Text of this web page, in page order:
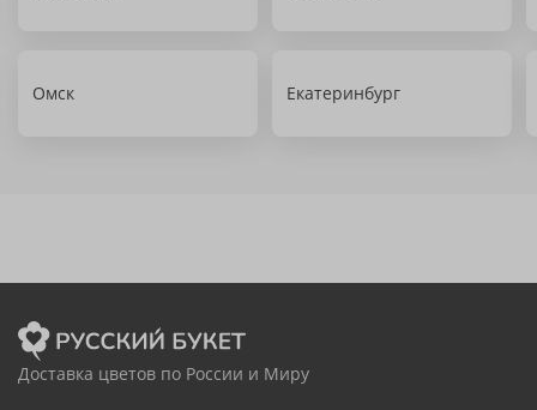
Омск Екатеринбург
Доставка цветов по России и Миру